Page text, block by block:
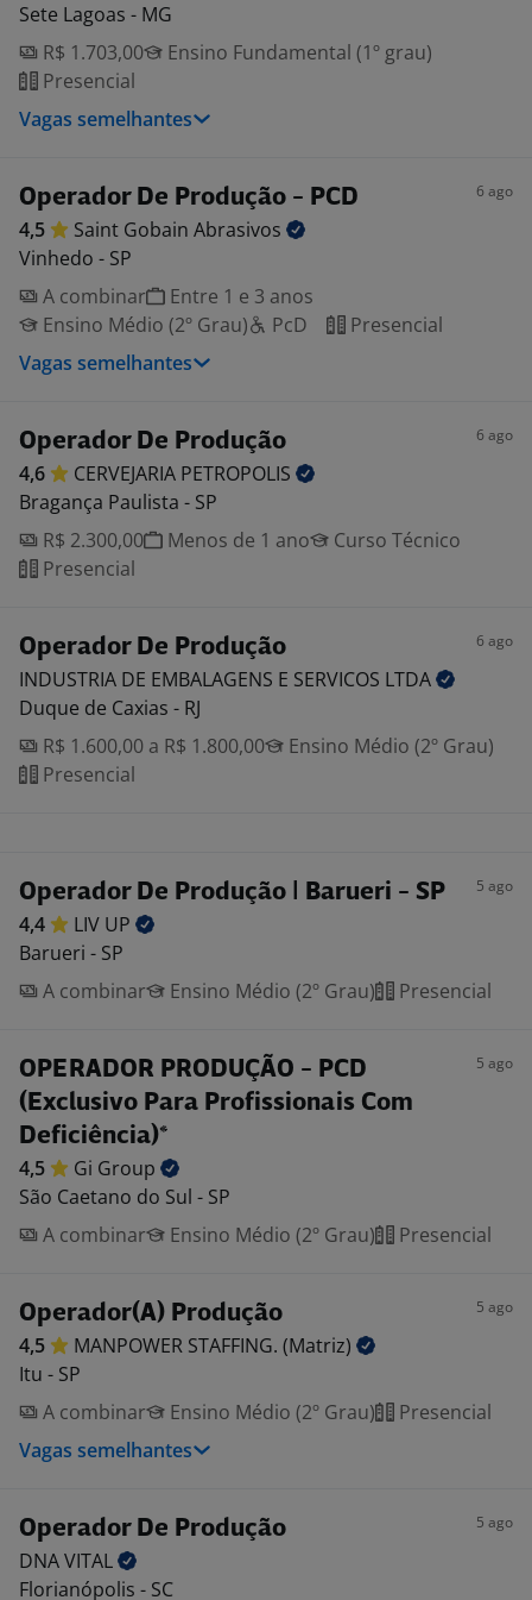
Sete Lagoas - MG
R$ 1.703,00
Ensino Fundamental (1º grau)
Presencial
Vagas semelhantes
Operador De Produção - PCD 6 ago
4,5 Saint Gobain Abrasivos
Vinhedo - SP
A combinar
Entre 1 e 3 anos
Ensino Médio (2º Grau)
PcD
Presencial
Vagas semelhantes
Operador De Produção 6 ago
4,6 CERVEJARIA PETROPOLIS
Bragança Paulista - SP
R$ 2.300,00
Menos de 1 ano
Curso Técnico
Presencial
Operador De Produção 6 ago
INDUSTRIA DE EMBALAGENS E SERVICOS LTDA
Duque de Caxias - RJ
R$ 1.600,00 a R$ 1.800,00
Ensino Médio (2º Grau)
Presencial
Operador De Produção | Barueri - SP 5 ago
4,4 LIV UP
Barueri - SP
A combinar
Ensino Médio (2º Grau) Presencial
OPERADOR PRODUÇÃO - PCD
(Exclusivo Para Profissionais Com
Deficiência)*
5 ago
4,5 Gi Group
São Caetano do Sul - SP
A combinar
Ensino Médio (2º Grau) Presencial
Operador(A) Produção 5 ago
4,5 MANPOWER STAFFING. (Matriz)
Itu - SP
A combinar
Ensino Médio (2º Grau)
Presencial
Vagas semelhantes
Operador De Produção 5 ago
DNAVITAL
Florianópolis - SC